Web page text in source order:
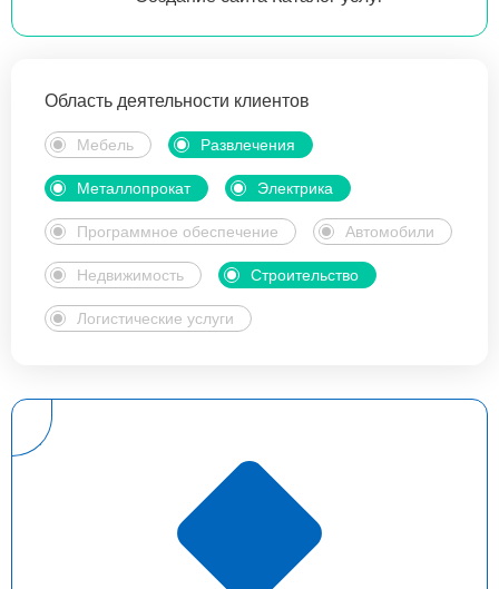
Область деятельности клиентов
Мебель Развлечения
Металлопрокат Электрика
Программное обеспечение Автомобили
Недвижимость Строительство
Логистические услуги